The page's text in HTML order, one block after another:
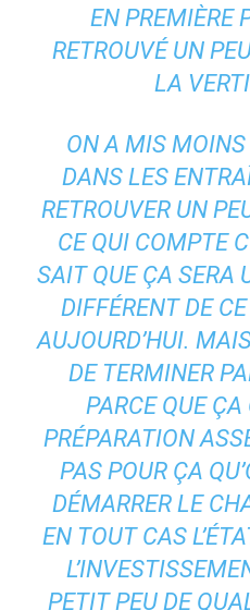
EN PREMIÈRE
RETROUVÉ UN
LA
ON A MIS MOINS
DANS LES
RETROUVER UN
CE QUI COMPTE
SAIT QUE ÇA SERA
DIFFÉRENT DE
AUJOURD’HUI.
DE TERMINER
PARCE QUE
PRÉPARATION
PAS POUR ÇA
DÉMARRER LE
EN TOUT CAS
PETIT PEU DE